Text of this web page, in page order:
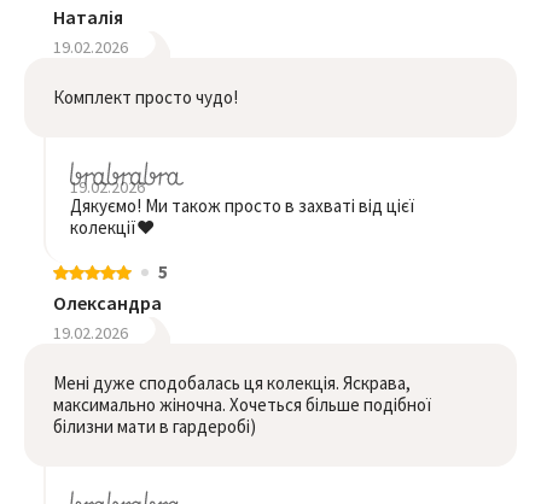
Наталія
19.02.2026
Комплект просто чудо!
19.02.2026
Дякуємо! Ми також просто в захваті від цієї
колекції❤️
5
Олександра
19.02.2026
Мені дуже сподобалась ця колекція. Яскрава,
максимально жіночна. Хочеться більше подібної
білизни мати в гардеробі)